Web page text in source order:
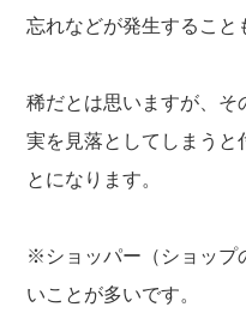
忘れなどが発生すること
稀だとは思いますが、
実を見落としてしまうと
とになります。
※ショッパー（ショップ
いことが多いです。